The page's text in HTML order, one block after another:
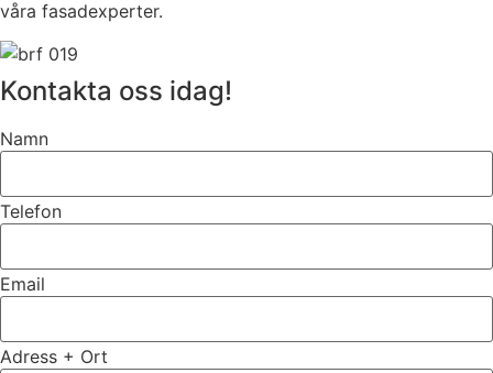
våra fasadexperter.
Kontakta oss idag!
Namn
Telefon
Email
Adress + Ort